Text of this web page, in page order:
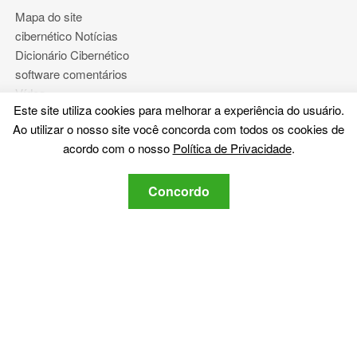
Este site utiliza cookies para melhorar a experiência do usuário.
Ao utilizar o nosso site você concorda com todos os cookies de
acordo com o nosso Política de Privacidade.
Concordo
Mapa do site
cibernético Notícias
Dicionário Cibernético
software comentários
Vídeo
Fóruns
Política de Privacidade